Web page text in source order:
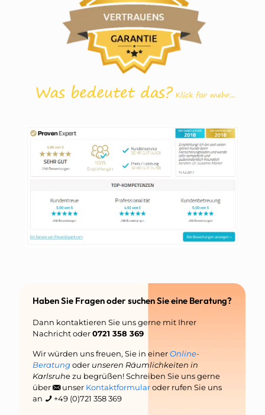
Haben Sie Fragen oder suchen Sie eine Beratung?
Dann kontaktieren Sie uns gerne mit Ihrer
Nachricht oder0721 358 369
Wir würden uns freuen, Sie in einerOnline-
Beratungoder unseren Räumlichkeiten in
Karlsruhe zu begrüßen! Schreiben Sie uns gerne
über
unser Kontaktformularoder rufen Sie uns
an
+49 (0)721 358 369